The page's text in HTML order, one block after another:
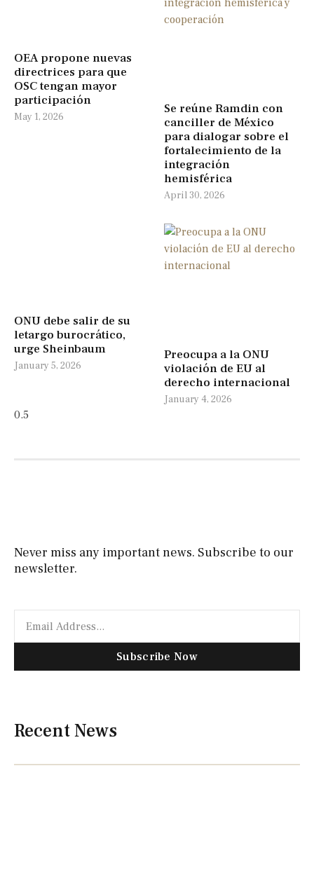
OEA propone nuevas
directrices para que
OSC tengan mayor
participación
May 1, 2026
Se reúne Ramdin con
canciller de México
para dialogar sobre el
fortalecimiento de la
integración
hemisférica
April 30, 2026
ONU debe salir de su
letargo burocrático,
urge Sheinbaum
January 5, 2026
Preocupa a la ONU
violación de EU al
derecho internacional
January 4, 2026
Never miss any important news. Subscribe to our
newsletter.
Subscribe Now
Recent News